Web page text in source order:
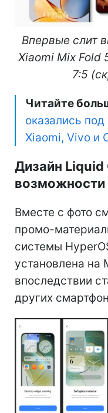
Впервые слит
Xiaomi Mix Fold
7:5
Читайте
оказались под
Xiaomi, Vivo и
Дизайн Liquid
возможности
Вместе с фото
промо-
системы
установлена на
впоследствии
других